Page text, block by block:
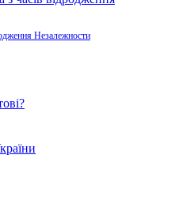
Незалежности